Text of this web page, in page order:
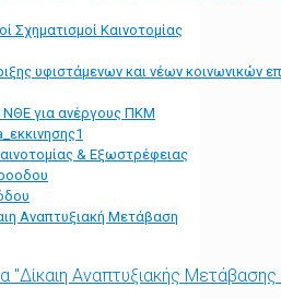
Σχηματισμοί Καινοτομίας
υφιστάμενων και νέων κοινωνικών
ΝΘΕ για ανέργους ΠΚΜ
& Εξωστρέφειας
Αναπτυξιακή Μετάβαση
"Δίκαιη Αναπτυξιακής